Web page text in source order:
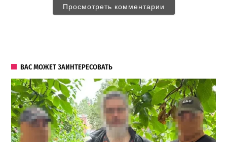
Просмотреть комментарии
ВАС МОЖЕТ ЗАИНТЕРЕСОВАТЬ